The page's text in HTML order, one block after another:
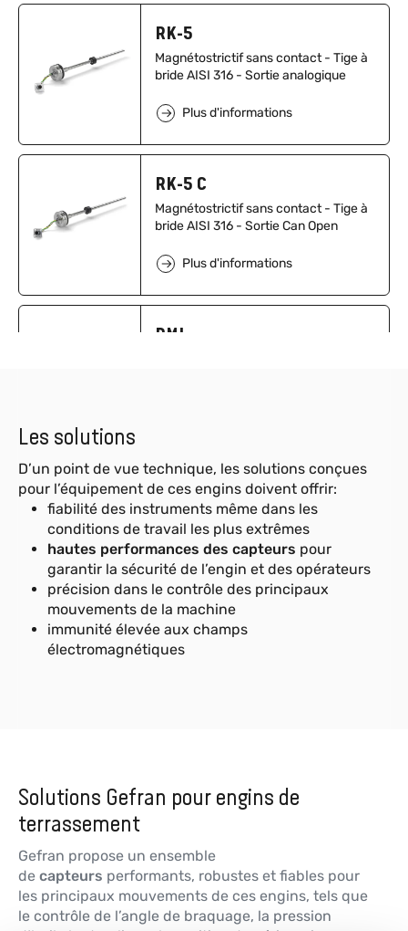
RK-5
Magnétostrictif sans contact - Tige à
bride AISI 316 - Sortie analogique
Plus d'informations
RK-5 C
Magnétostrictif sans contact - Tige à
bride AISI 316 - Sortie Can Open
Plus d'informations
PMI
GIB
Inclinomètre Entry Level à axe
simple/double (XY/360°)
Plus d'informations
KM
Capteurs de pression ultra compacts
Les solutions
D’un point de vue technique, les solutions conçues
pour l’équipement de ces engins doivent offrir:
fiabilité des instruments même dans les
conditions de travail les plus extrêmes
hautes performances des capteurs pour
garantir la sécurité de l’engin et des opérateurs
précision dans le contrôle des principaux
mouvements de la machine
immunité élevée aux champs
électromagnétiques
Solutions Gefran pour engins de
terrassement
Gefran propose un ensemble
de capteurs performants, robustes et fiables pour
les principaux mouvements de ces engins, tels que
le contrôle de l’angle de braquage, la pression